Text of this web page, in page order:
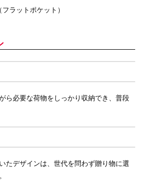
ラットポケット）
ら必要な荷物をしっかり収納でき、普段
たデザインは、世代を問わず贈り物に選